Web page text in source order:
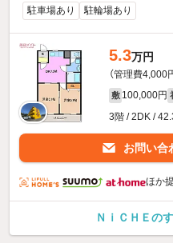
駐車場あり 駐輪場あり
5.3万円
（管理費4,000
敷 100,000円
3階 / 2DK /
お問い合
ほか
ＮｉＣＨＥの